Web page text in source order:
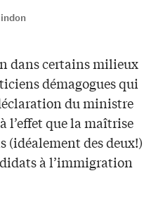
dans certains milieux
démagogues qui
du ministre
l’effet que la maîtrise
(idéalement des deux!)
à l’immigration